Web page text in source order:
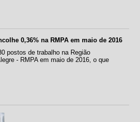
0,36% na RMPA em maio de 2016
postos de trabalho na Região
- RMPA em maio de 2016, o que